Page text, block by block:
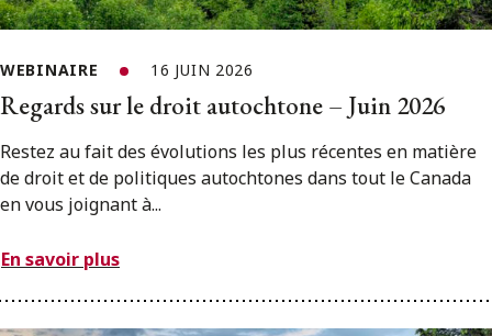
WEBINAIRE 16 JUIN 2026
Regards sur le droit autochtone – Juin 2026
Restez au fait des évolutions les plus récentes en matière
de droit et de politiques autochtones dans tout le Canada
en vous joignant à...
En savoir plus